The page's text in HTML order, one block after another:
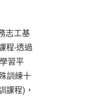
志工基
程-透過
習平
訓練十
課程)，